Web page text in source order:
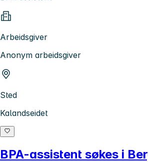
Arbeidsgiver
Anonym arbeidsgiver
Sted
Kalandseidet
BPA-assistent søkes i